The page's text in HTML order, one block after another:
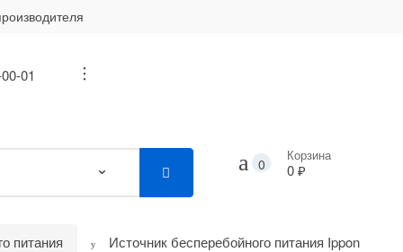
01 ...
0
Корзина
0 ₽
питания Источник бесперебойного питания Ippon